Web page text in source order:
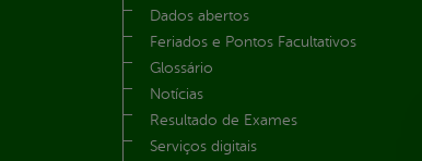
Dados abertos
Feriados e Pontos Facultativos
Glossário
Notícias
Resultado de Exames
Serviços digitais